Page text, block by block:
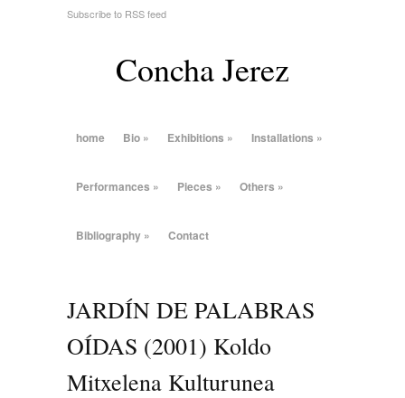
Subscribe to RSS feed
Concha Jerez
home Bio » Exhibitions » Installations »
Performances » Pieces » Others »
Bibliography » Contact
JARDÍN DE PALABRAS
OÍDAS (2001) Koldo
Mitxelena Kulturunea